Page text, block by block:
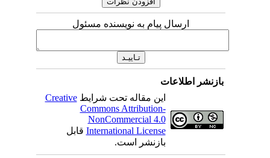
ارسال پیام به نویسنده مسئول
بازنشر اطلاعات
این مقاله تحت شرایط Creative
Commons Attribution-
NonCommercial 4.0
International Licenseقابل
بازنشر است.